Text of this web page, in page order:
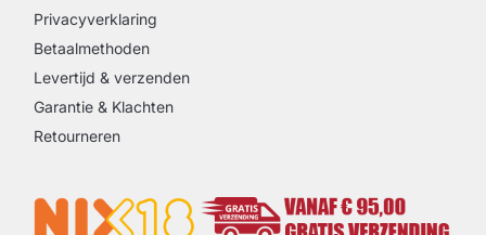
Privacyverklaring
Betaalmethoden
Levertijd & verzenden
Garantie & Klachten
Retourneren